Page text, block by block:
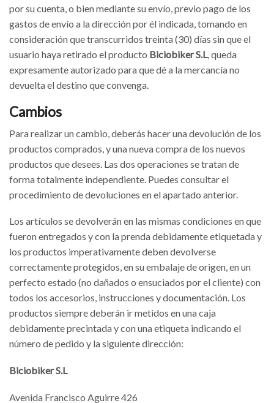
por su cuenta, o bien mediante su envío, previo pago de los
gastos de envío a la dirección por él indicada, tomando en
consideración que transcurridos treinta (30) días sin que el
usuario haya retirado el producto Biciobiker S.L, queda
expresamente autorizado para que dé a la mercancía no
devuelta el destino que convenga.
Cambios
Para realizar un cambio, deberás hacer una devolución de los
productos comprados, y una nueva compra de los nuevos
productos que desees. Las dos operaciones se tratan de
forma totalmente independiente. Puedes consultar el
procedimiento de devoluciones en el apartado anterior.
Los artículos se devolverán en las mismas condiciones en que
fueron entregados y con la prenda debidamente etiquetada y
los productos imperativamente deben devolverse
correctamente protegidos, en su embalaje de origen, en un
perfecto estado (no dañados o ensuciados por el cliente) con
todos los accesorios, instrucciones y documentación. Los
productos siempre deberán ir metidos en una caja
debidamente precintada y con una etiqueta indicando el
número de pedido y la siguiente dirección:
Biciobiker S.L
Avenida Francisco Aguirre 426